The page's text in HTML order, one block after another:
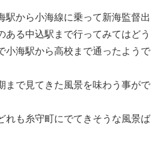
駅から小海線に乗って新海監督出
ある中込駅まで行ってみてはどう
海駅から高校まで通ったようで
まで見てきた風景を味わう事がで
れも糸守町にでてきそうな風景ば